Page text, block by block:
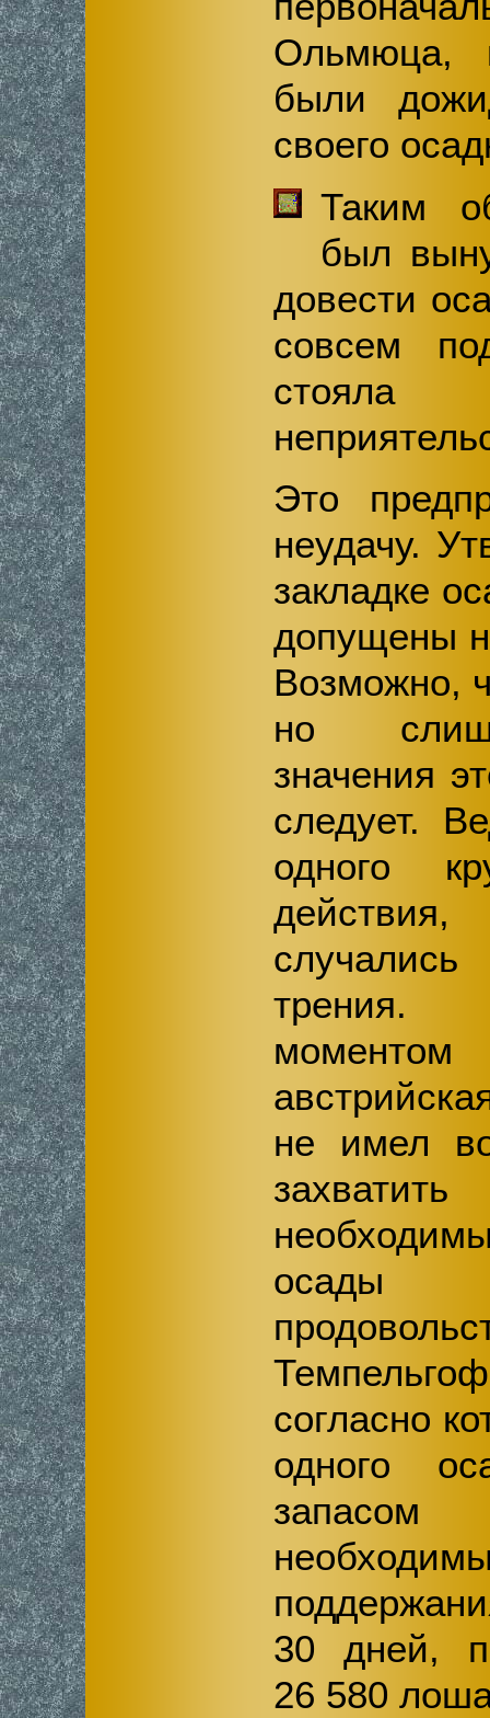
Ольмюца,
были
своего
Таким
был
довести
совсем
стояла
Это
неудачу.
закладке
допущены
Возможно,
но
значения
следует.
одного
не имел
согласно
одного
30 дней,
26 580